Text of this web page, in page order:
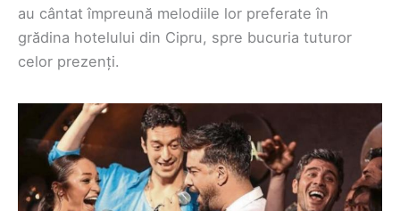
au cântat împreună melodiile lor preferate în
grădina hotelului din Cipru, spre bucuria tuturor
celor prezenți.